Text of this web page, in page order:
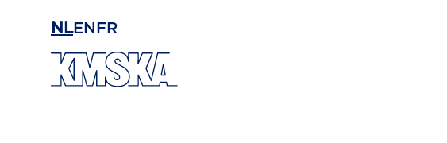
NLEN FR